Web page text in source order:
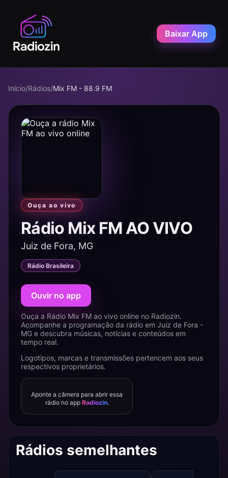
Baixar App
Início/Rádios/Mix FM - 88.9 FM
Ouça ao vivo
Rádio Mix FM AO VIVO
Juiz de Fora, MG
Rádio Brasileira
Ouvir no app
Ouça a Rádio Mix FM ao vivo online no Radiozin.
Acompanhe a programação da rádio em Juiz de Fora -
MG e descubra músicas, notícias e conteúdos em
tempo real.
Logotipos, marcas e transmissões pertencem aos seus
respectivos proprietários.
Aponte a câmera para abrir essa
rádio no app Radiozin.
Rádios semelhantes